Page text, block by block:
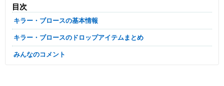
目次
キラー・ブロースの基本情報
キラー・ブロースのドロップアイテムまとめ
みんなのコメント